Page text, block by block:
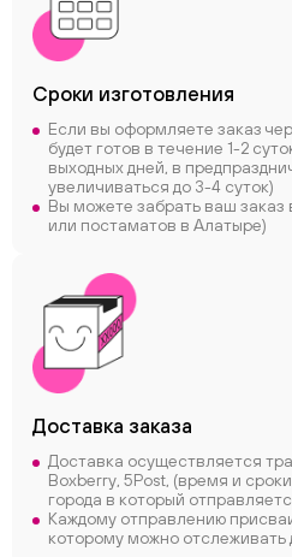
Сроки изготовления
Если вы оформляете заказ
будет готов в течение 1-2
выходных дней, в
увеличиваться до 3-4 суток)
Вы можете забрать ваш заказ
или постаматов в Алатыре)
Доставка заказа
Доставка осуществляется
Boxberry, 5Post, (время и
города в который
Каждому отправлению
которому можно отслеживать